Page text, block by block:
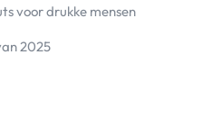
voor drukke mensen
2025